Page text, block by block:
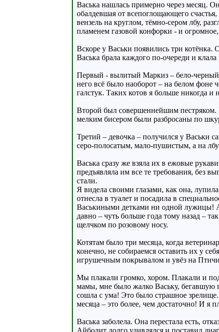
Васька нашлась примерно через месяц.
обалдевшая от всепоглощающего
вензель на круглом, тёмно-сером лбу,
пламенем газовой конфорки - и
Вскоре у Васьки появились три котёнка.
Васька брала каждого по-очереди и
Первый - вылитый Маркиз – бело-
него всё было наоборот – на белом фоне
галстук. Таких котов я больше никогда и
Второй был совершеннейшим пестряком.
мелким бисером были разбросаны по
Третий – девочка – получился у Васьки
серо-полосатым, мало-пушистым, а на лбу
Васька сразу же взяла их в ежовые
предъявляла им все те требования, без
стали.
Я видела своими глазами, как она,
отнесла в туалет и посадила в
Васькиными детками ни одной лужицы! А
давно – чуть больше года тому назад –
щелчком по розовому носу.
Котятам было три месяца, когда
конечно, не собираемся оставить их у
игрушечным покрывалом и увёз на
Мы плакали громко, хором. Плакали и
мамы, мне было жалко Ваську, бегавшую
сошла с ума! Это было страшное
месяца – это более, чем достаточно! И я
Васька заболела. Она перестала есть,
Айболит долго удивлялся и поставил